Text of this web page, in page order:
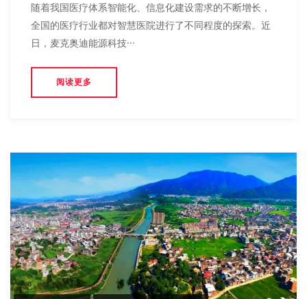
随着我国医疗体系智能化、信息化建设需求的不断增长，
全国的医疗行业都对智慧医院进行了不同程度的探索。近
日，麦克奥迪能源科技···
阅读更多